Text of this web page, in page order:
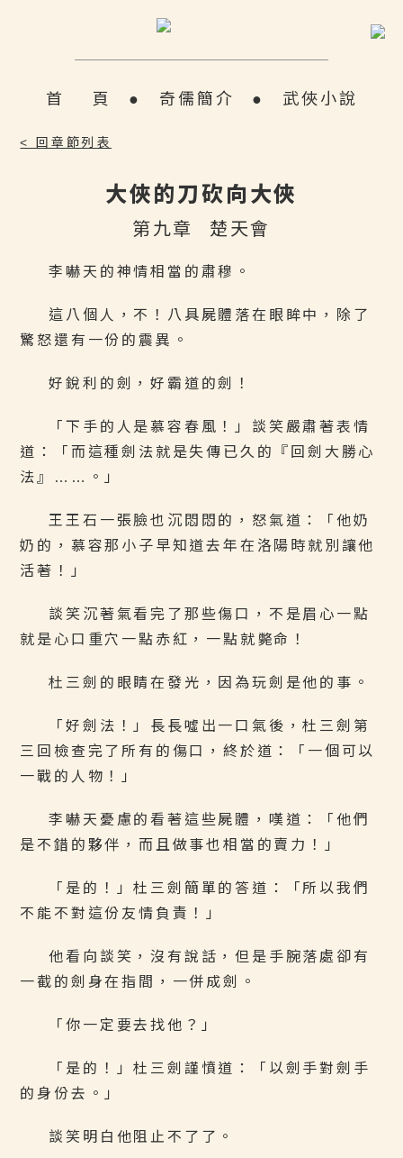
首 頁 ● 奇儒簡介 ● 武俠小說
< 回章節列表
大俠的刀砍向大俠
第九章 楚天會
李嚇天的神情相當的肅穆。
這八個人，不！八具屍體落在眼眸中，除了
驚怒還有一份的震異。
好銳利的劍，好霸道的劍！
「下手的人是慕容春風！」談笑嚴肅著表情
道：「而這種劍法就是失傳已久的『回劍大勝心
法』……。」
王王石一張臉也沉悶悶的，怒氣道：「他奶
奶的，慕容那小子早知道去年在洛陽時就別讓他
活著！」
談笑沉著氣看完了那些傷口，不是眉心一點
就是心口重穴一點赤紅，一點就斃命！
杜三劍的眼睛在發光，因為玩劍是他的事。
「好劍法！」長長噓出一口氣後，杜三劍第
三回檢查完了所有的傷口，終於道：「一個可以
一戰的人物！」
李嚇天憂慮的看著這些屍體，嘆道：「他們
是不錯的夥伴，而且做事也相當的賣力！」
「是的！」杜三劍簡單的答道：「所以我們
不能不對這份友情負責！」
他看向談笑，沒有說話，但是手腕落處卻有
一截的劍身在指間，一併成劍。
「你一定要去找他？」
「是的！」杜三劍謹憤道：「以劍手對劍手
的身份去。」
談笑明白他阻止不了了。